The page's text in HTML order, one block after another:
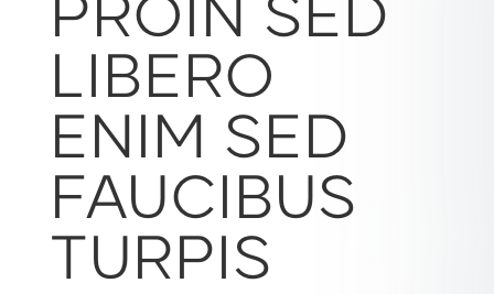
PROIN SED
LIBERO
ENIM SED
FAUCIBUS
TURPIS